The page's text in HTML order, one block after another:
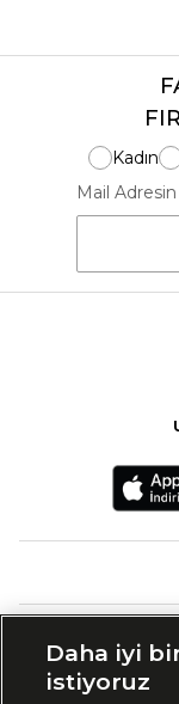
Kadın
Mail Adresin
Daha iyi
istiyoruz